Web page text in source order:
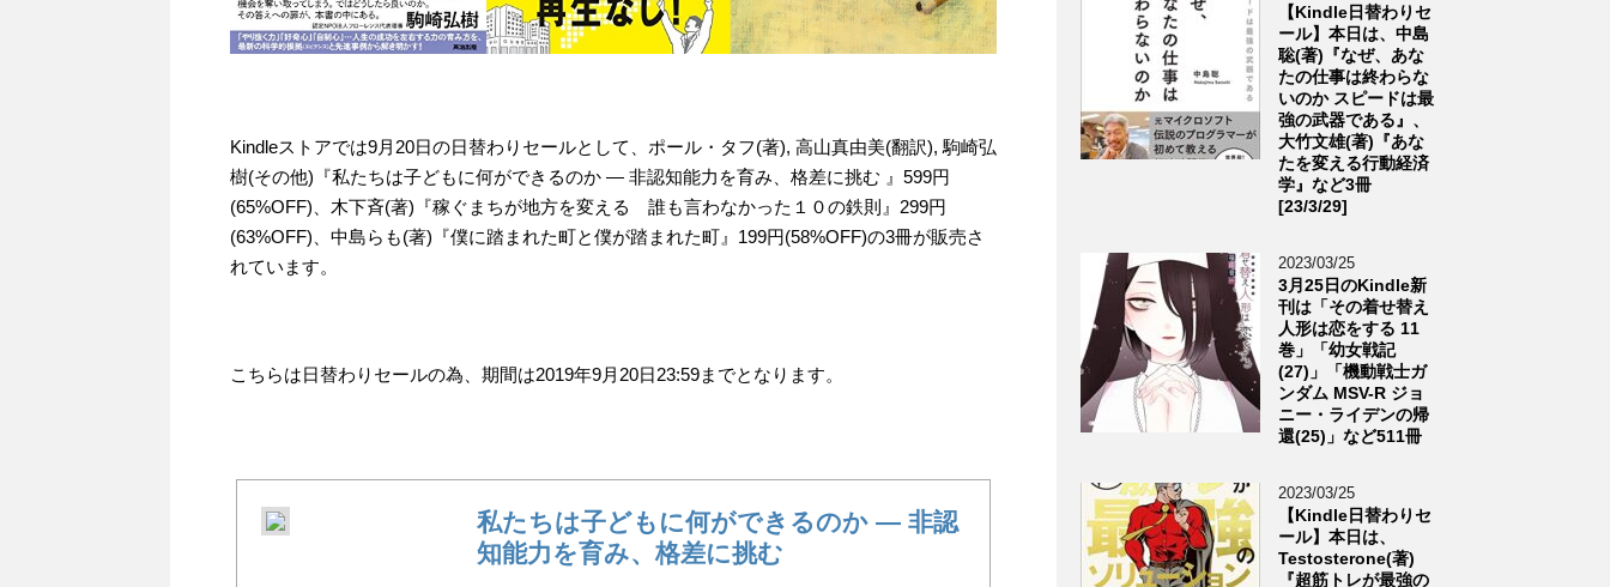
Kindleストアでは9月20日の日替わりセールとして、ポール・タフ(著), 高山真由美(翻訳), 駒崎弘
樹(その他)『私たちは子どもに何ができるのか ― 非認知能力を育み、格差に挑む 』599円
(65%OFF)、木下斉(著)『稼ぐまちが地方を変える 誰も言わなかった１０の鉄則』299円
(63%OFF)、中島らも(著)『僕に踏まれた町と僕が踏まれた町』199円(58%OFF)の3冊が販売さ
れています。
こちらは日替わりセールの為、期間は2019年9月20日23:59までとなります。
私たちは子どもに何ができるのか ― 非認
知能力を育み、格差に挑む
【Kindle日替わりセ
ール】本日は、中島
聡(著)『なぜ、あな
たの仕事は終わらな
いのか スピードは最
強の武器である』、
大竹文雄(著)『あな
たを変える行動経済
学』など3冊
[23/3/29]
2023/03/25
3月25日のKindle新
刊は「その着せ替え
人形は恋をする 11
巻」「幼女戦記
(27)」「機動戦士ガ
ンダム MSV-R ジョ
ニー・ライデンの帰
還(25)」など511冊
2023/03/25
【Kindle日替わりセ
ール】本日は、
Testosterone(著)
『超筋トレが最強の